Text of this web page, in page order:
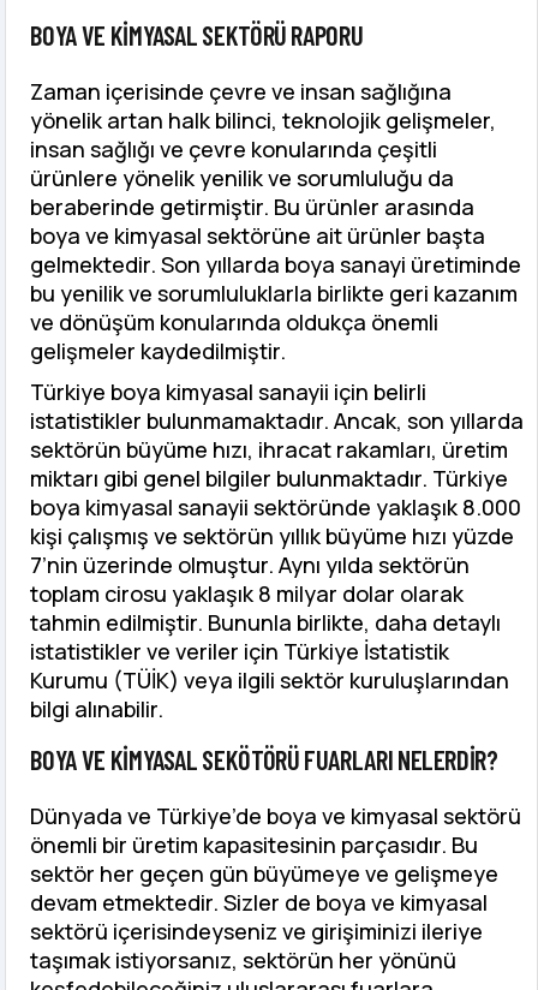
BOYA VE KIMYASAL SEKTÖRÜ RAPORU
Zaman içerisinde çevre ve insan sağlığına
yönelik artan halk bilinci, teknolojik gelişmeler,
insan sağlığı ve çevre konularında çeşitli
ürünlere yönelik yenilik ve sorumluluğu da
beraberinde getirmiştir. Bu ürünler arasında
boya ve kimyasal sektörüne ait ürünler başta
gelmektedir. Son yıllarda boya sanayi üretiminde
bu yenilik ve sorumluluklarla birlikte geri kazanım
ve dönüşüm konularında oldukça önemli
gelişmeler kaydedilmiştir.
Türkiye boya kimyasal sanayii için belirli
istatistikler bulunmamaktadır. Ancak, son yıllarda
sektörün büyüme hızı, ihracat rakamları, üretim
miktarı gibi genel bilgiler bulunmaktadır. Türkiye
boya kimyasal sanayii sektöründe yaklaşık 8.000
kişi çalışmış ve sektörün yıllık büyüme hızı yüzde
7’nin üzerinde olmuştur. Aynı yılda sektörün
toplam cirosu yaklaşık 8 milyar dolar olarak
tahmin edilmiştir. Bununla birlikte, daha detaylı
istatistikler ve veriler için Türkiye İstatistik
Kurumu (TÜİK) veya ilgili sektör kuruluşlarından
bilgi alınabilir.
BOYA VE KIMYASAL SEKÖTÖRÜ FUARLARI NELERDIR?
Dünyada ve Türkiye’de boya ve kimyasal sektörü
önemli bir üretim kapasitesinin parçasıdır. Bu
sektör her geçen gün büyümeye ve gelişmeye
devam etmektedir. Sizler de boya ve kimyasal
sektörü içerisindeyseniz ve girişiminizi ileriye
taşımak istiyorsanız, sektörün her yönünü